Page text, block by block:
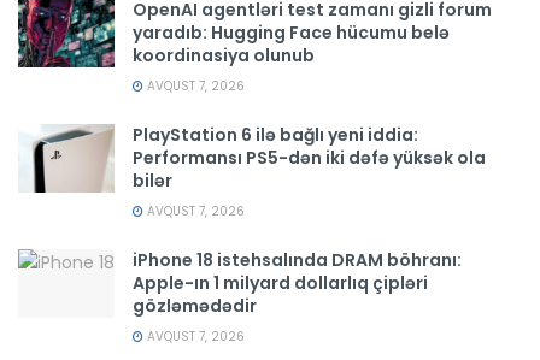
OpenAI agentləri test zamanı gizli forum
yaradıb: Hugging Face hücumu belə
koordinasiya olunub
AVQUST 7, 2026
PlayStation 6 ilə bağlı yeni iddia:
Performansı PS5-dən iki dəfə yüksək ola
bilər
AVQUST 7, 2026
iPhone 18 istehsalında DRAM böhranı:
Apple-ın 1 milyard dollarlıq çipləri
gözləmədədir
AVQUST 7, 2026